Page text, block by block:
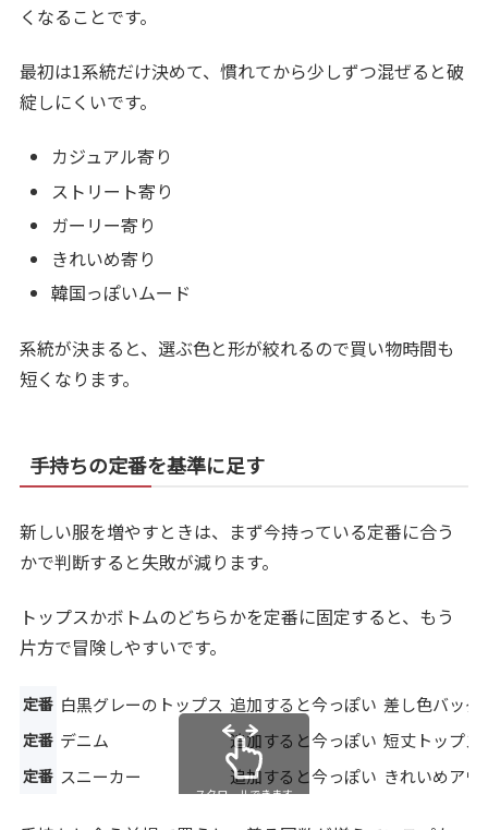
くなることです。
最初は1系統だけ決めて、慣れてから少しずつ混ぜると破
綻しにくいです。
カジュアル寄り
ストリート寄り
ガーリー寄り
きれいめ寄り
韓国っぽいムード
系統が決まると、選ぶ色と形が絞れるので買い物時間も
短くなります。
手持ちの定番を基準に足す
新しい服を増やすときは、まず今持っている定番に合う
かで判断すると失敗が減ります。
トップスかボトムのどちらかを定番に固定すると、もう
片方で冒険しやすいです。
定番 白黒グレーのトップス 追加すると今っぽい 差し色バッグ
定番 デニム 追加すると今っぽい 短丈トップス
定番 スニーカー 追加すると今っぽい きれいめアウ
スクロールできます